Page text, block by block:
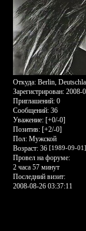
Откуда:Berlin,
Зарегистрирован: 2008-
Приглашений:0
Сообщений:36
Уважение: [+0/-0]
Позитив: [+2/-0]
Пол:Мужской
Возраст:36 [1989-09-01]
Провел на форуме:
2 часа 57 минут
Последний визит:
2008-08-26 03:37:11